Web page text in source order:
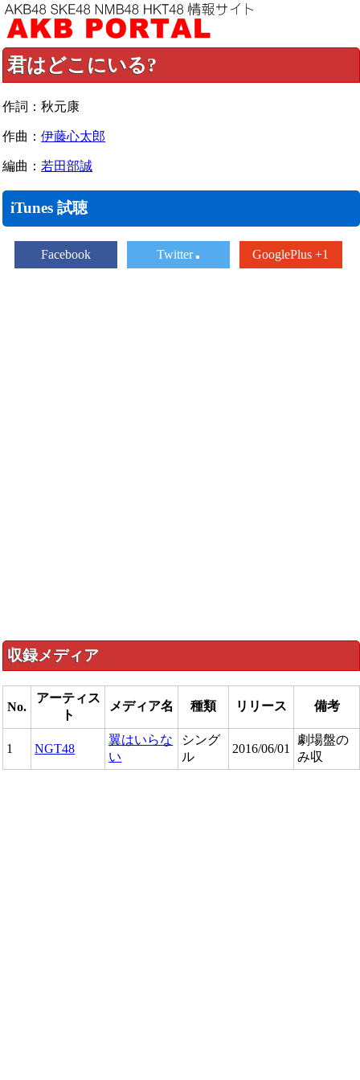
君はどこにいる?
作詞：秋元康
作曲：伊藤心太郎
編曲： 若田部誠
iTunes 試聴
Facebook Twitter GooglePlus +1
収録メディア
No.
アーティス
ト
メディア名 種類 リリース 備考
1 NGT48
翼はいらな
い
シング
ル
2016/06/01
劇場盤の
み収